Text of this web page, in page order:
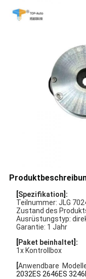
Spezifikation ]:
Teilnummer: JLG
Zustand des
Ausrüstungstyp:
Garantie: 1 Jahr
Paket beinhaltet ]:
1x Kontrollbox
Anwendbare
2032ES 2646ES